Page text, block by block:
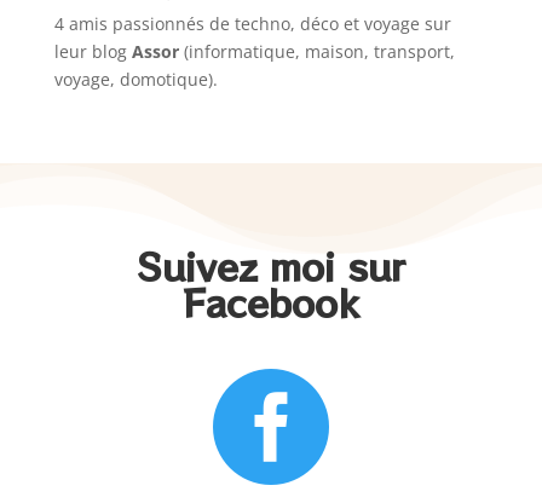
4 amis passionnés de techno, déco et voyage sur
leur blog Assor(informatique, maison, transport,
voyage, domotique).
Suivez moi sur
Facebook
